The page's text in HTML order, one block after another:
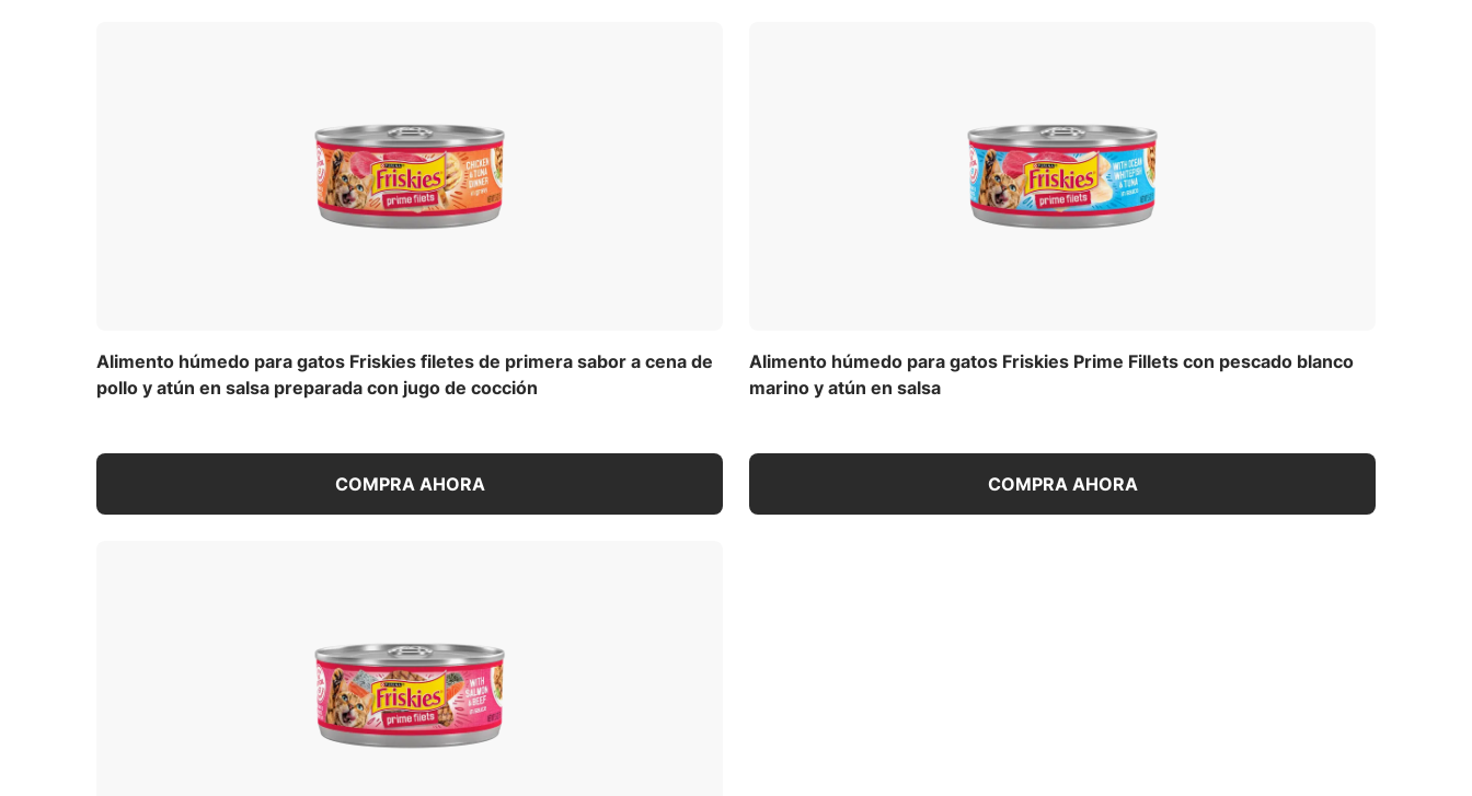
Alimento húmedo para gatos Friskies filetes de primera sabor a cena de
pollo y atún en salsa preparada con jugo de cocción
COMPRA AHORA
Alimento húmedo para gatos Friskies Prime Fillets con pescado blanco
marino y atún en salsa
COMPRA AHORA